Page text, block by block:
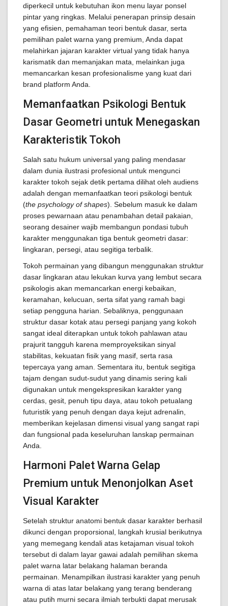
diperkecil untuk kebutuhan ikon menu layar ponsel
pintar yang ringkas. Melalui penerapan prinsip desain
yang efisien, pemahaman teori bentuk dasar, serta
pemilihan palet warna yang premium, Anda dapat
melahirkan jajaran karakter virtual yang tidak hanya
karismatik dan memanjakan mata, melainkan juga
memancarkan kesan profesionalisme yang kuat dari
brand platform Anda.
Memanfaatkan Psikologi Bentuk
Dasar Geometri untuk Menegaskan
Karakteristik Tokoh
Salah satu hukum universal yang paling mendasar
dalam dunia ilustrasi profesional untuk mengunci
karakter tokoh sejak detik pertama dilihat oleh audiens
adalah dengan memanfaatkan teori psikologi bentuk
(the psychology of shapes). Sebelum masuk ke dalam
proses pewarnaan atau penambahan detail pakaian,
seorang desainer wajib membangun pondasi tubuh
karakter menggunakan tiga bentuk geometri dasar:
lingkaran, persegi, atau segitiga terbalik.
Tokoh permainan yang dibangun menggunakan struktur
dasar lingkaran atau lekukan kurva yang lembut secara
psikologis akan memancarkan energi kebaikan,
keramahan, kelucuan, serta sifat yang ramah bagi
setiap pengguna harian. Sebaliknya, penggunaan
struktur dasar kotak atau persegi panjang yang kokoh
sangat ideal diterapkan untuk tokoh pahlawan atau
prajurit tangguh karena memproyeksikan sinyal
stabilitas, kekuatan fisik yang masif, serta rasa
tepercaya yang aman. Sementara itu, bentuk segitiga
tajam dengan sudut-sudut yang dinamis sering kali
digunakan untuk mengekspresikan karakter yang
cerdas, gesit, penuh tipu daya, atau tokoh petualang
futuristik yang penuh dengan daya kejut adrenalin,
memberikan kejelasan dimensi visual yang sangat rapi
dan fungsional pada keseluruhan lanskap permainan
Anda.
Harmoni Palet Warna Gelap
Premium untuk Menonjolkan Aset
Visual Karakter
Setelah struktur anatomi bentuk dasar karakter berhasil
dikunci dengan proporsional, langkah krusial berikutnya
yang memegang kendali atas ketajaman visual tokoh
tersebut di dalam layar gawai adalah pemilihan skema
palet warna latar belakang halaman beranda
permainan. Menampilkan ilustrasi karakter yang penuh
warna di atas latar belakang yang terang benderang
atau putih murni secara ilmiah terbukti dapat merusak